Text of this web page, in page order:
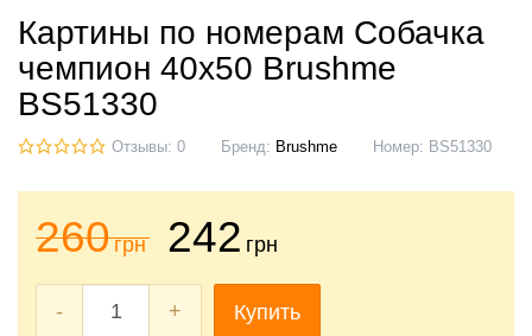
Картины по номерам Собачка
чемпион 40x50 Brushme
BS51330
Отзывы: 0 Бренд: Brushme Номер: BS51330
260грн 242 грн
- + Купить